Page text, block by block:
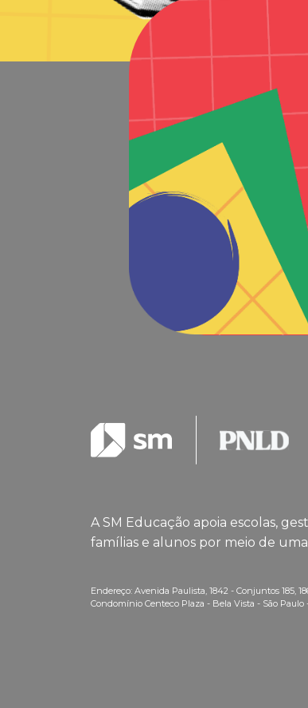
A SM Educação apoia escolas,
famílias e alunos por meio de
Endereço: Avenida Paulista, 1842 - Conjuntos 185,
Condomínio Centeco Plaza - Bela Vista - São Paulo -